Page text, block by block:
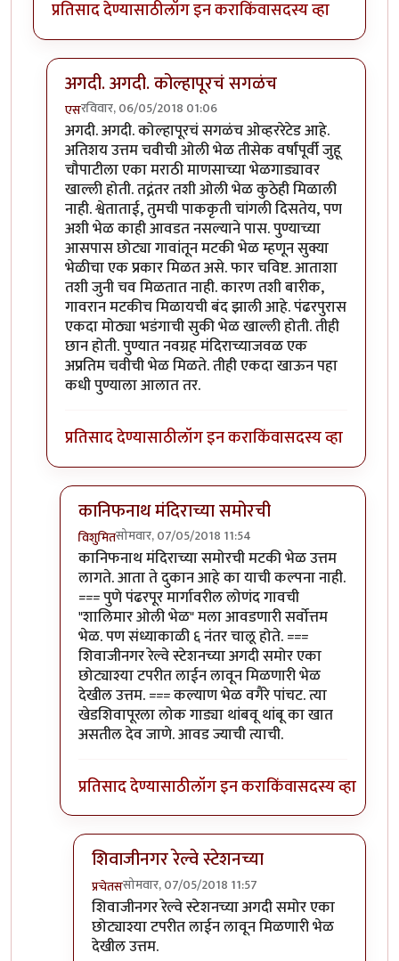
प्रतिसाद देण्यासाठीलॉग इन कराकिंवासदस्य व्हा
अगदी. अगदी. कोल्हापूरचं सगळंच
एसरविवार, 06/05/2018 01:06
In reply toही पाकृ एकदा घरी करुन बघायला पाहीजे
अगदी. अगदी. कोल्हापूरचं सगळंच ओव्हररेटेड आहे.
अतिशय उत्तम चवीची ओली भेळ तीसेक वर्षांपूर्वी जुहू
चौपाटीला एका मराठी माणसाच्या भेळगाड्यावर
खाल्ली होती. तद्नंतर तशी ओली भेळ कुठेही मिळाली
नाही. श्वेताताई, तुमची पाककृती चांगली दिसतेय, पण
अशी भेळ काही आवडत नसल्याने पास. पुण्याच्या
आसपास छोट्या गावांतून मटकी भेळ म्हणून सुक्या
भेळीचा एक प्रकार मिळत असे. फार चविष्ट. आताशा
तशी जुनी चव मिळतात नाही. कारण तशी बारीक,
गावरान मटकीच मिळायची बंद झाली आहे. पंढरपुरास
एकदा मोठ्या भडंगाची सुकी भेळ खाल्ली होती. तीही
छान होती. पुण्यात नवग्रह मंदिराच्याजवळ एक
अप्रतिम चवीची भेळ मिळते. तीही एकदा खाऊन पहा
कधी पुण्याला आलात तर.
प्रतिसाद देण्यासाठीलॉग इन कराकिंवासदस्य व्हा
कानिफनाथ मंदिराच्या समोरची
विशुमितसोमवार, 07/05/2018 11:54
In reply toअगदी. अगदी. कोल्हापूरचं सगळंचby
कानिफनाथ मंदिराच्या समोरची मटकी भेळ उत्तम
लागते. आता ते दुकान आहे का याची कल्पना नाही.
=== पुणे पंढरपूर मार्गावरील लोणंद गावची
"शालिमार ओली भेळ" मला आवडणारी सर्वोत्तम
भेळ. पण संध्याकाळी ६ नंतर चालू होते. ===
शिवाजीनगर रेल्वे स्टेशनच्या अगदी समोर एका
छोट्याश्या टपरीत लाईन लावून मिळणारी भेळ
देखील उत्तम. === कल्याण भेळ वगैरे पांचट. त्या
खेडशिवापूरला लोक गाड्या थांबवू थांबू का खात
असतील देव जाणे. आवड ज्याची त्याची.
प्रतिसाद देण्यासाठीलॉग इन कराकिंवासदस्य व्हा
शिवाजीनगर रेल्वे स्टेशनच्या
प्रचेतससोमवार, 07/05/2018 11:57
In reply toकानिफनाथ मंदिराच्या समोरचीby
शिवाजीनगर रेल्वे स्टेशनच्या अगदी समोर एका
छोट्याश्या टपरीत लाईन लावून मिळणारी भेळ
देखील उत्तम.